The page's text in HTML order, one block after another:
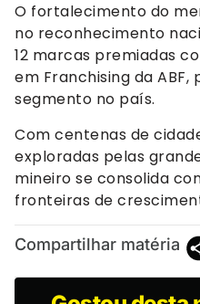
O fortalecimento do
no reconhecimento
12 marcas premiadas
em Franchising da
segmento no país.
Com centenas de
exploradas pelas
mineiro se consolida
fronteiras de
Compartilhar matéria